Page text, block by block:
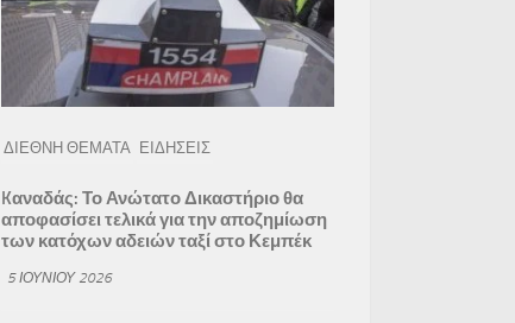
ΔΙΕΘΝΗ ΘΕΜΑΤΑ ΕΙΔΗΣΕΙΣ
Kαναδάς: Το Ανώτατο Δικαστήριο θα
αποφασίσει τελικά για την αποζημίωση
των κατόχων αδειών ταξί στο Κεμπέκ
5 ΙΟΥΝΊΟΥ 2026